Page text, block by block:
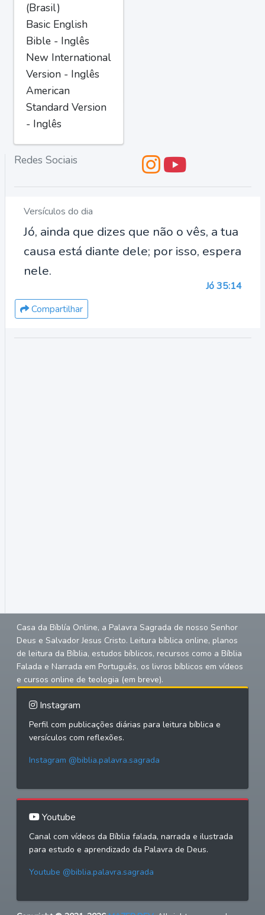
(Brasil)
Basic English
Bible - Inglês
New International
Version - Inglês
American
Standard Version
- Inglês
Redes Sociais
Versículos do dia
Jó, ainda que dizes que não o vês, a tua
causa está diante dele; por isso, espera
nele.
Jó 35:14
Compartilhar
Casa da Bíblía Online, a Palavra Sagrada de nosso Senhor
Deus e Salvador Jesus Cristo. Leitura bíblica online, planos
de leitura da Bíblia, estudos bíblicos, recursos como a Bíblia
Falada e Narrada em Português, os livros bíblicos em vídeos
e cursos online de teologia (em breve).
Instagram
Perfil com publicações diárias para leitura bíblica e
versículos com reflexões.
Instagram @biblia.palavra.sagrada
Youtube
Canal com vídeos da Bíblia falada, narrada e ilustrada
para estudo e aprendizado da Palavra de Deus.
Youtube @biblia.palavra.sagrada